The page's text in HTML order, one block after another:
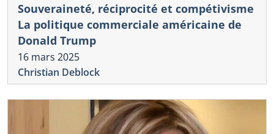
Souveraineté, réciprocité et compétivisme
La politique commerciale américaine de
Donald Trump
16 mars 2025
Christian Deblock